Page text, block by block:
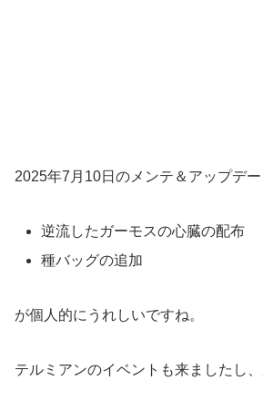
2025年7月10日のメンテ＆アップデー
逆流したガーモスの心臓の配布
種バッグの追加
が個人的にうれしいですね。
テルミアンのイベントも来ましたし、